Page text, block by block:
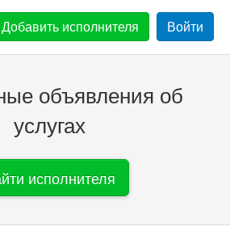
Добавить исполнителя Войти
объявления об
услугах
исполнителя